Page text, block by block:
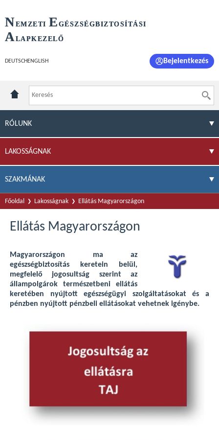
NEMZETI E GÉSZSÉGBIZTOSÍTÁSI
ALAPKEZELŐ
DEUTSCH ENGLISH Bejelentkezés
RÓLUNK
LAKOSSÁGNAK
SZAKMÁNAK
Főoldal Lakosságnak Ellátás Magyarországon
Ellátás Magyarországon
Magyarországon ma az
egészségbiztosítás keretein belül,
megfelelő jogosultság szerint az
állampolgárok természetbeni ellátás
keretében nyújtott egészségügyi szolgáltatásokat és a
pénzben nyújtott pénzbeli ellátásokat vehetnek igénybe.